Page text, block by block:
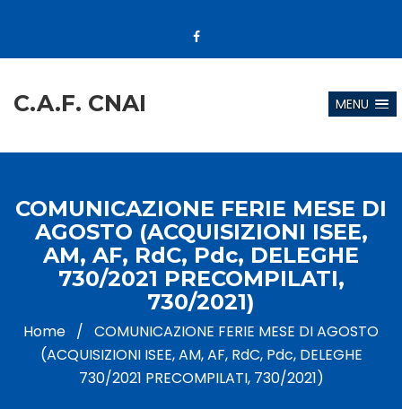
C.A.F. CNAI MENU
COMUNICAZIONE FERIE MESE DI
AGOSTO (ACQUISIZIONI ISEE,
AM, AF, RdC, Pdc, DELEGHE
730/2021 PRECOMPILATI,
730/2021)
Home / COMUNICAZIONE FERIE MESE DI AGOSTO
(ACQUISIZIONI ISEE, AM, AF, RdC, Pdc, DELEGHE
730/2021 PRECOMPILATI, 730/2021)